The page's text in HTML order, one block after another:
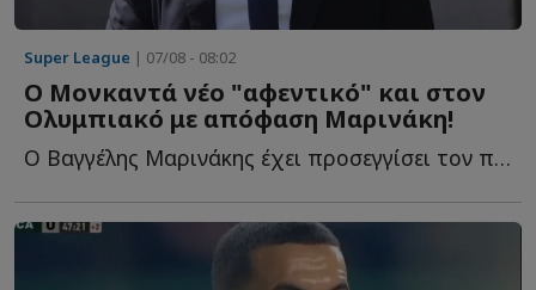
Super League | 07/08 - 08:02
Ο Μονκαντά νέο "αφεντικό" και στον
Ολυμπιακό με απόφαση Μαρινάκη!
Ο Βαγγέλης Μαρινάκης έχει προσεγγίσει τον πρώην τεχνικό δ...